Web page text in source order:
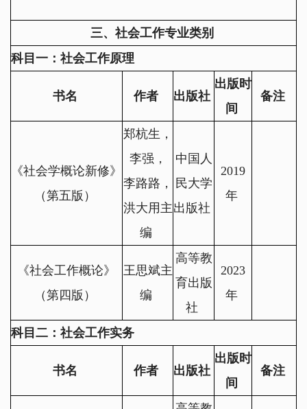
三、社会工作专业类别
科目一：社会工作原理
书名 作者 出版社
出版时
间
备注
《社会学概论新修》
（第五版）
郑杭生，
李强，
李路路，
洪大用主
编
中国人
民大学
出版社
2019
年
《社会工作概论》
（第四版）
王思斌主
编
高等教
育出版
社
2023
年
科目二：社会工作实务
书名 作者 出版社
出版时
间
备注